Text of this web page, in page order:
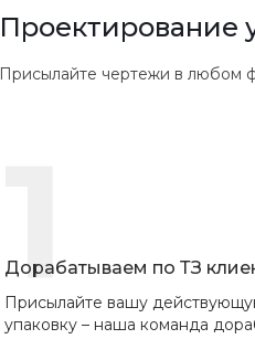
Проектирование
Присылайте чертежи в любом
1
Дорабатываем по ТЗ
Присылайте вашу
упаковку – наша команда